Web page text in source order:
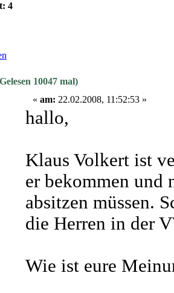
4
10047 mal)
« am: 22.02.2008, 11:52:53 »
hallo,
Klaus Volkert ist
er bekommen und
absitzen müssen.
die Herren in der
Wie ist eure